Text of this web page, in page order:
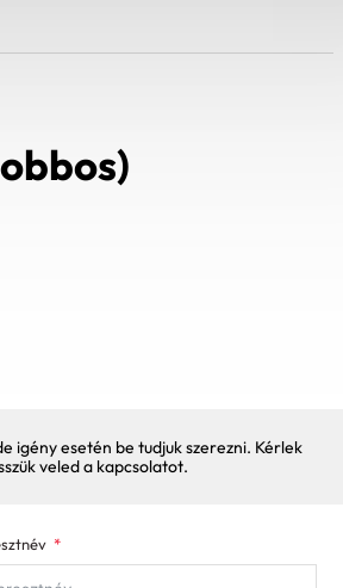
igény esetén be tudjuk szerezni. Kérlek
veled a kapcsolatot.